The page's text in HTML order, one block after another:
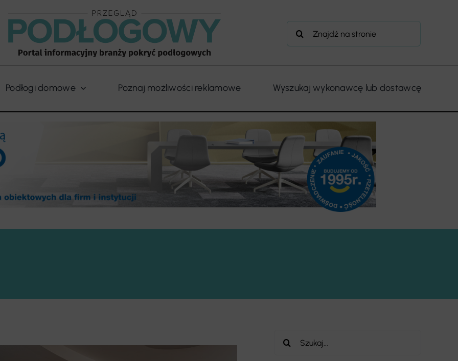
Szukaj
Podłogi domowe Poznaj możliwości reklamowe Wyszukaj wykonawcę lub dostawcę
Szukaj